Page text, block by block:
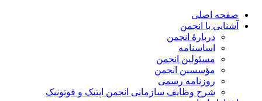
صفحه اصلی
آشنایی با انجمن
دربارۀ انجمن
اساسنامه
مسئولین انجمن
مؤسسین انجمن
روزنامه رسمی
شرح وظایف سازمانی انجمن اپتیک و فوتونیک